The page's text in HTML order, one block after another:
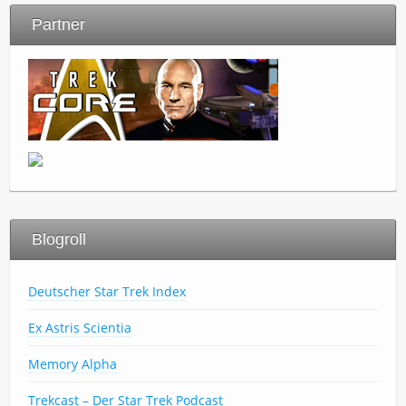
Partner
Blogroll
Deutscher Star Trek Index
Ex Astris Scientia
Memory Alpha
Trekcast – Der Star Trek Podcast